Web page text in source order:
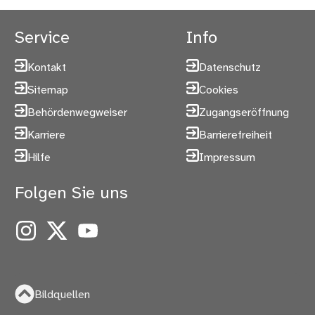
Service
Kontakt
Sitemap
Behördenwegweiser
Karriere
Hilfe
Info
Datenschutz
Cookies
Zugangseröffnung
Barrierefreiheit
Impressum
Folgen Sie uns
Instagram
X YouTube
Bildquellen